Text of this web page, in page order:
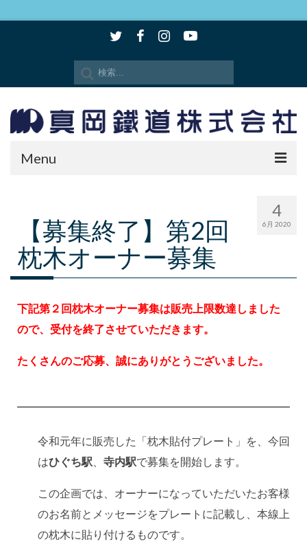
Menu
SLもおか
SLキューロク館
観光情報
採用情報
会社概要
お問い合わせ
4
6月 2020
【募集終了】第2回
枕木オーナー募集
下記第２回枕木オーナー募集は販売上限数達しました
ので、受付を終了させていただきます。
たくさんのご応募、誠にありがとうございました。
令和元年に販売した「枕木貼付プレート」を、今回
はひぐち駅、 寺内駅で募集を開始します。
この企画では、オーナーになっていただいたお客様
のお名前とメッセージをプレートに記載し、本線上
の枕木に貼り付けるものです。